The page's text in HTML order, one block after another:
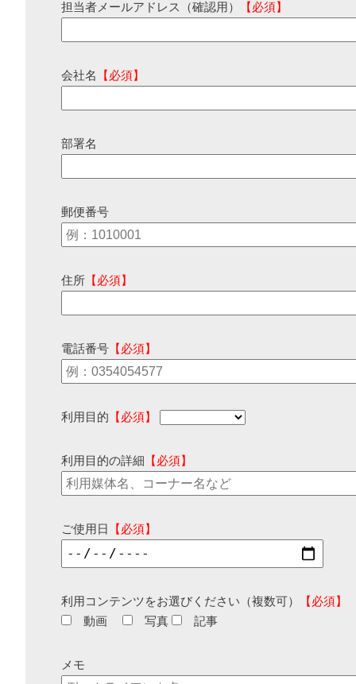
担当者メールアドレス（確認用） 【必須】
会社名 【必須】
部署名
郵便番号
住所 【必須】
電話番号 【必須】
利用目的 【必須】
利用目的の詳細 【必須】
ご使用日 【必須】
利用コンテンツをお選びください（複数可）
【必須】
動画
写真 記事
メモ